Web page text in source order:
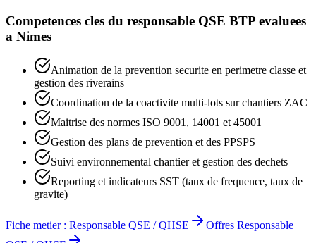
Competences cles du responsable QSE BTP evaluees
a Nimes
Animation de la prevention securite en perimetre classe et
gestion des riverains
Coordination de la coactivite multi-lots sur chantiers ZAC
Maitrise des normes ISO 9001, 14001 et 45001
Gestion des plans de prevention et des PPSPS
Suivi environnemental chantier et gestion des dechets
Reporting et indicateurs SST (taux de frequence, taux de
gravite)
Fiche metier : Responsable QSE / QHSE Offres Responsable